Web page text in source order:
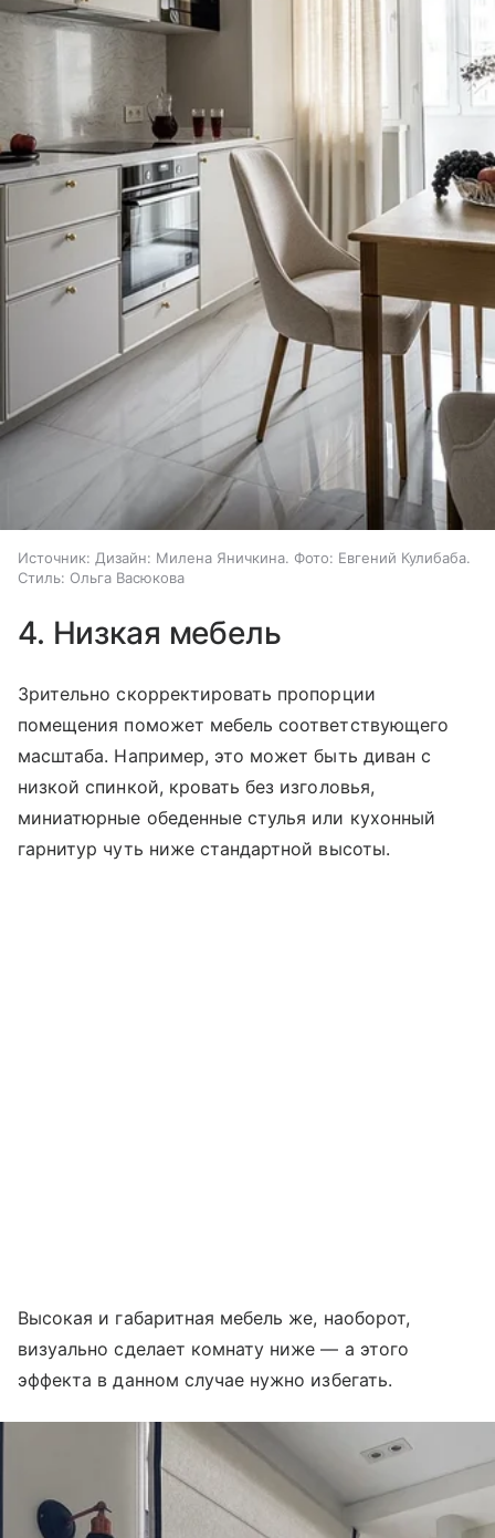
Источник: Дизайн: Милена Яничкина. Фото: Евгений Кулибаба.
Стиль: Ольга Васюкова
4. Низкая мебель
Зрительно скорректировать пропорции
помещения поможет мебель соответствующего
масштаба. Например, это может быть диван с
низкой спинкой, кровать без изголовья,
миниатюрные обеденные стулья или кухонный
гарнитур чуть ниже стандартной высоты.
Высокая и габаритная мебель же, наоборот,
визуально сделает комнату ниже — а этого
эффекта в данном случае нужно избегать.